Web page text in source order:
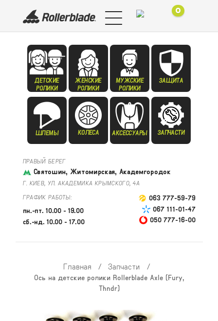
0
ДЕТСКИЕ
РОЛИКИ
ЖЕНСКИЕ
РОЛИКИ
МУЖСКИЕ
РОЛИКИ
ЗАЩИТА
ШЛЕМЫ КОЛЕСА АКСЕССУАРЫ ЗАПЧАСТИ
ПРАВЫЙ БЕРЕГ
Святошин, Житомирская, Академгородок
Г. КИЕВ, УЛ. АКАДЕМИКА КРЫМСКОГО, 4А
ГРАФИК РАБОТЫ:
пн.-пт. 10.00 - 19.00
сб.-нд. 10.00 - 17.00
063 777-59-79
067 111-01-47
050 777-16-00
Главная / Запчасти /
Ось на детские ролики Rollerblade Axle (Fury,
Thndr)